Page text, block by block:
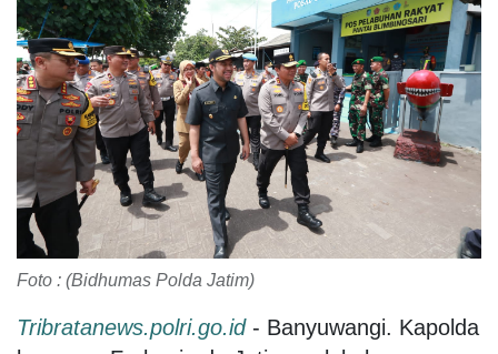
Foto : (Bidhumas Polda Jatim)
Tribratanews.polri.go.id- Banyuwangi. Kapolda